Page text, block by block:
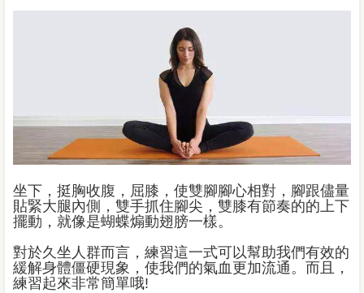
坐下，挺胸收腹，屈膝，使雙腳腳心相對，腳跟儘量
貼緊大腿內側，雙手抓住腳尖，雙膝有節奏的的上下
擺動，就像是蝴蝶煽動翅膀一樣。
對於久坐人群而言，練習這一式可以幫助我們有效的
緩解身體僵硬現象，使我們的氣血更加流通。而且，
練習起來非常簡單哦!